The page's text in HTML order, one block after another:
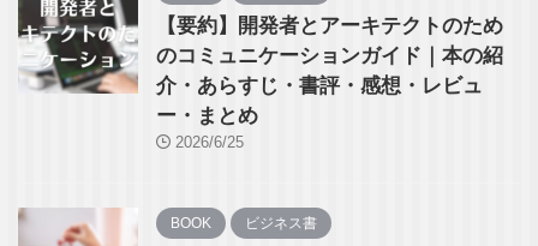
【要約】開発者とアーキテクトのため
のコミュニケーションガイド｜本の紹
介・あらすじ・書評・感想・レビュ
ー・まとめ
2026/6/25
BOOK ビジネス書